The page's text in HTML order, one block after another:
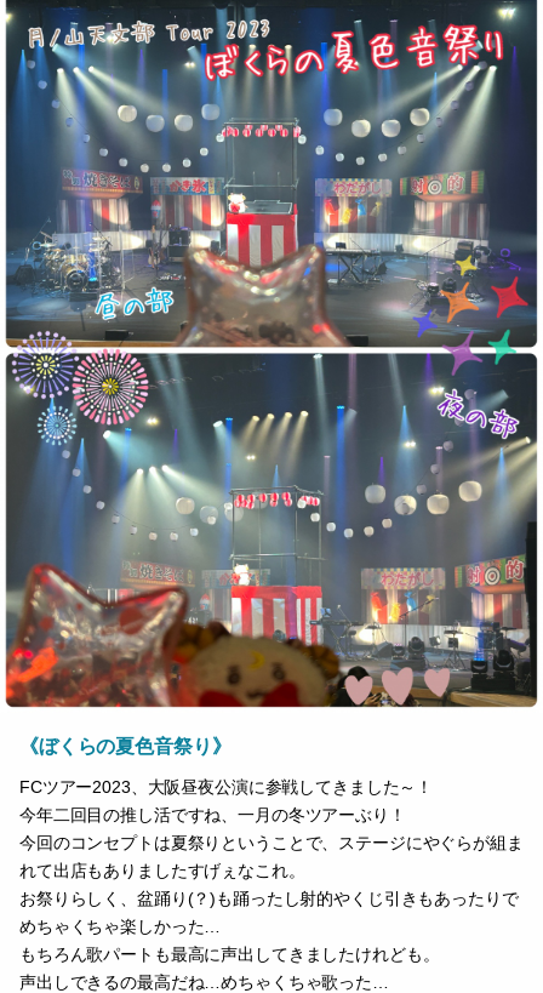
《ぼくらの夏色音祭り》
FCツアー2023、大阪昼夜公演に参戦してきました～！
今年二回目の推し活ですね、一月の冬ツアーぶり！
今回のコンセプトは夏祭りということで、ステージにやぐらが組ま
れて出店もありましたすげぇなこれ。
お祭りらしく、盆踊り(？)も踊ったし射的やくじ引きもあったりで
めちゃくちゃ楽しかった…
もちろん歌パートも最高に声出してきましたけれども。
声出しできるの最高だね…めちゃくちゃ歌った…